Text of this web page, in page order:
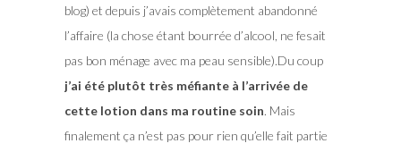
blog) et depuis j’avais complètement abandonné
l’affaire (la chose étant bourrée d’alcool, ne fesait
pas bon ménage avec ma peau sensible).Du coup
j’ai été plutôt très méfiante à l’arrivée de
cette lotion dans ma routine soin. Mais
finalement ça n’est pas pour rien qu’elle fait partie